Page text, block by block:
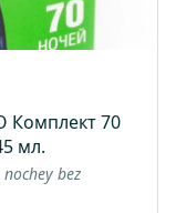
70
мл.
bez